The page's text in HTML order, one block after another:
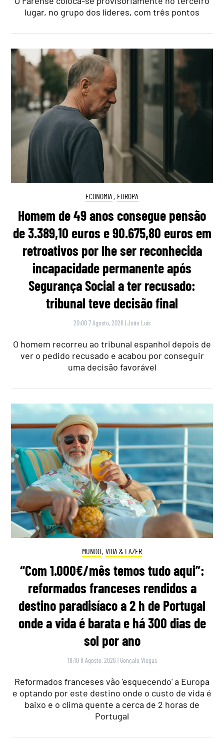
lugar, no grupo dos líderes, com três pontos
ECONOMIA , EUROPA
Homem de 49 anos consegue pensão
de 3.389,10 euros e 90.675,80 euros em
retroativos por lhe ser reconhecida
incapacidade permanente após
Segurança Social a ter recusado:
tribunal teve decisão final
20:00 7 Agosto, 2026 |João Luís
O homem recorreu ao tribunal espanhol depois de
ver o pedido recusado e acabou por conseguir
uma decisão favorável
MUNDO, VIDA & LAZER
“Com 1.000€/mês temos tudo aqui”:
reformados franceses rendidos a
destino paradisíaco a 2 h de Portugal
onde a vida é barata e há 300 dias de
sol por ano
18:10 8 Agosto, 2026 | Gonçalo Viegas
Reformados franceses vão 'esquecendo' a Europa
e optando por este destino onde o custo de vida é
baixo e o clima quente a cerca de 2 horas de
Portugal